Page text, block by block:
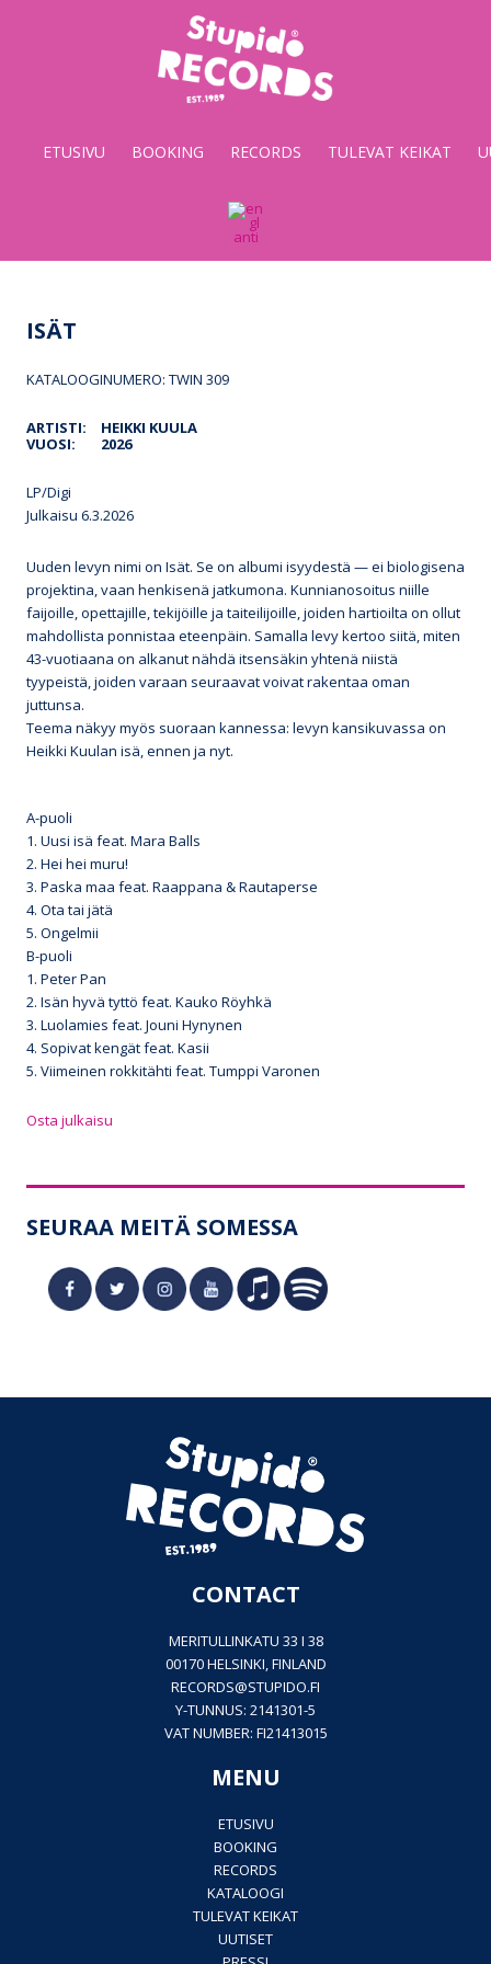
Stupido
Records
&
ETUSIVU BOOKING RECORDS TULEVAT KEIKAT
ISÄT
KATALOOGINUMERO: TWIN 309
ARTISTI:
HEIKKI KUULA
VUOSI:
2026
LP/Digi
Julkaisu 6.3.2026
Uuden levyn nimi on Isät. Se on albumi isyydestä — ei biologisena
projektina, vaan henkisenä jatkumona. Kunnianosoitus niille
faijoille, opettajille, tekijöille ja taiteilijoille, joiden hartioilta on ollut
mahdollista ponnistaa eteenpäin. Samalla levy kertoo siitä, miten
43-vuotiaana on alkanut nähdä itsensäkin yhtenä niistä
tyypeistä, joiden varaan seuraavat voivat rakentaa oman
juttunsa.
Teema näkyy myös suoraan kannessa: levyn kansikuvassa on
Heikki Kuulan isä, ennen ja nyt.
A-puoli
1. Uusi isä feat. Mara Balls
2. Hei hei muru!
3. Paska maa feat. Raappana & Rautaperse
4. Ota tai jätä
5. Ongelmii
B-puoli
1. Peter Pan
2. Isän hyvä tyttö feat. Kauko Röyhkä
3. Luolamies feat. Jouni Hynynen
4. Sopivat kengät feat. Kasii
5. Viimeinen rokkitähti feat. Tumppi Varonen
Osta julkaisu
SEURAA MEITÄ SOMESSA
CONTACT
MERITULLINKATU 33 I 38
00170 HELSINKI, FINLAND
RECORDS@STUPIDO.FI
Y-TUNNUS: 2141301-5
VAT NUMBER: FI21413015
MENU
ETUSIVU
BOOKING
RECORDS
KATALOOGI
TULEVAT KEIKAT
UUTISET